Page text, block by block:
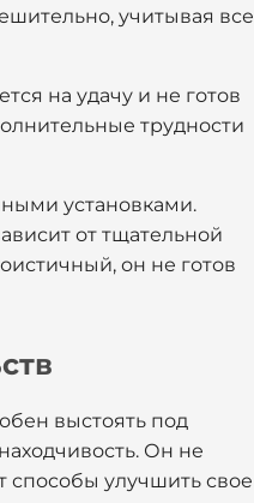
учитывая все
на удачу и не готов
трудности
установками.
от тщательной
он не готов
выстоять под
Он не
способы улучшить свое